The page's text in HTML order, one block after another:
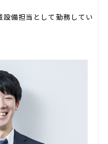
備担当として勤務してい